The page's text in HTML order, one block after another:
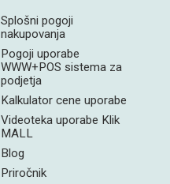
Splošni pogoji
nakupovanja
Pogoji uporabe
WWW+POS sistema za
podjetja
Kalkulator cene uporabe
Videoteka uporabe Klik
MALL
Blog
Priročnik